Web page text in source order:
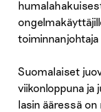
toiminnanjohtaja
Suomalaiset
viikonloppuna ja
lasin ääressä